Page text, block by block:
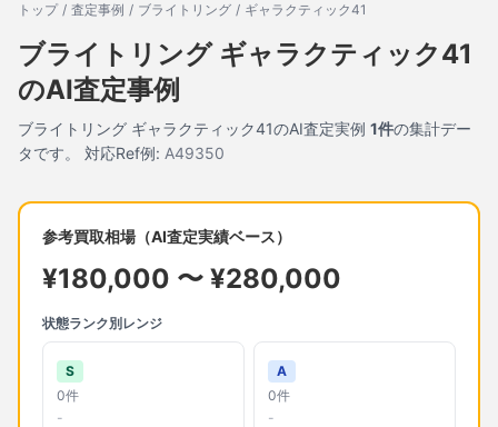
トップ / 査定事例 / ブライトリング / ギャラクティック41
ブライトリング ギャラクティック41
のAI査定事例
ブライトリング ギャラクティック41のAI査定実例 1件の集計デー
タです。
対応Ref例: A49350
参考買取相場（AI査定実績ベース）
¥180,000 〜 ¥280,000
状態ランク別レンジ
S
0件
-
A
0件
-